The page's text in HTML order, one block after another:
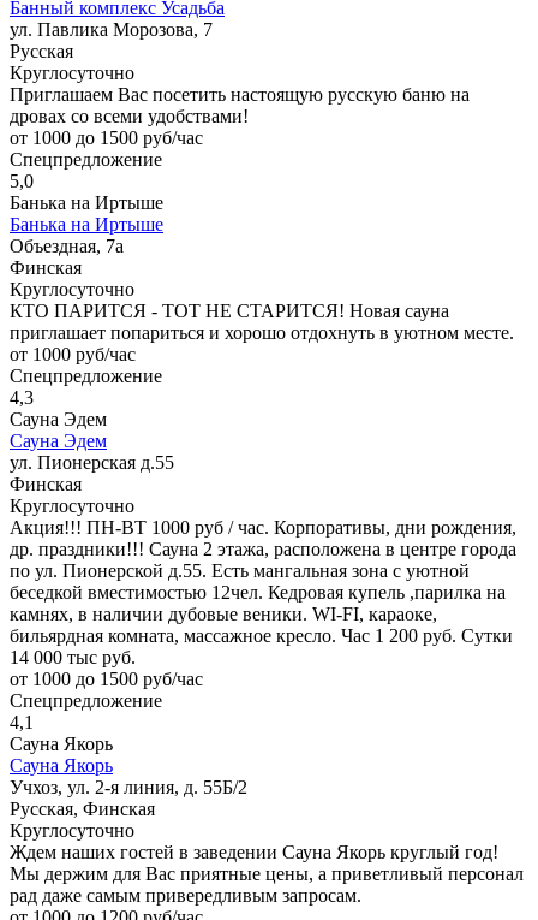
Банный комплекс Усадьба
ул. Павлика Морозова, 7
Русская
Круглосуточно
Приглашаем Вас посетить настоящую русскую баню на
дровах со всеми удобствами!
от 1000 до 1500 руб/час
Спецпредложение
5,0
Банька на Иртыше
Банька на Иртыше
Объездная, 7a
Финская
Круглосуточно
КТО ПАРИТСЯ - ТОТ НЕ СТАРИТСЯ! Новая сауна
приглашает попариться и хорошо отдохнуть в уютном месте.
от 1000 руб/час
Спецпредложение
4,3
Сауна Эдем
Сауна Эдем
ул. Пионерская д.55
Финская
Круглосуточно
Акция!!! ПН-ВТ 1000 руб / час. Корпоративы, дни рождения,
др. праздники!!! Сауна 2 этажа, расположена в центре города
по ул. Пионерской д.55. Есть мангальная зона с уютной
беседкой вместимостью 12чел. Кедровая купель ,парилка на
камнях, в наличии дубовые веники. WI-FI, караоке,
бильярдная комната, массажное кресло. Час 1 200 руб. Сутки
14 000 тыс руб.
от 1000 до 1500 руб/час
Спецпредложение
4,1
Сауна Якорь
Сауна Якорь
Учхоз, ул. 2-я линия, д. 55Б/2
Русская, Финская
Круглосуточно
Ждем наших гостей в заведении Сауна Якорь круглый год!
Мы держим для Вас приятные цены, а приветливый персонал
рад даже самым привередливым запросам.